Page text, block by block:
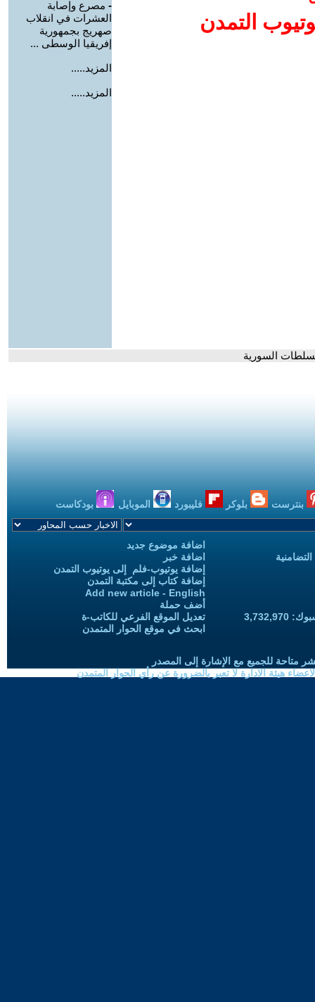
التمدن
- مصرع وإصابة
العشرات في انقلاب
صهريج بجمهورية
إفريقيا الوسطى ...
المزيد.....
المزيد.....
بنترست بلوكر فليبورد الموبايل بودكاست
اضافة موضوع جديد
اضافة خبر
إضافة يوتيوب-فلم إلى يوتيوب التمدن
إضافة كتاب إلى مكتبة التمدن
Add new article - English
أضف حملة
تعديل الموقع الفرعي للكاتب-ة
ابحث في موقع الحوار المتمدن
متاحة للجميع مع الإشارة إلى المصدر
هيئة الادارة لا تعبر بالضرورة عن رأي الحوار المتمدن